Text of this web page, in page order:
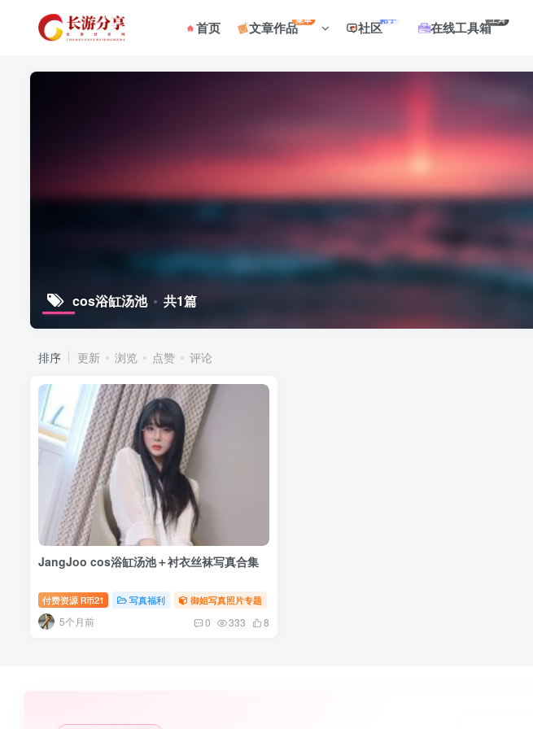
首页 文章作品菜单 社区帖子 在线工具箱工具
cos浴缸汤池 共1篇
排序 更新 浏览 点赞 评论
JangJoo cos浴缸汤池＋衬衣丝袜写真合集
付费资源 R币21 写真福利 御姐写真照片专题
5个月前 0 333 8